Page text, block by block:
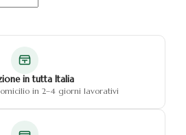
in tutta Italia
in 2–4 giorni lavorativi